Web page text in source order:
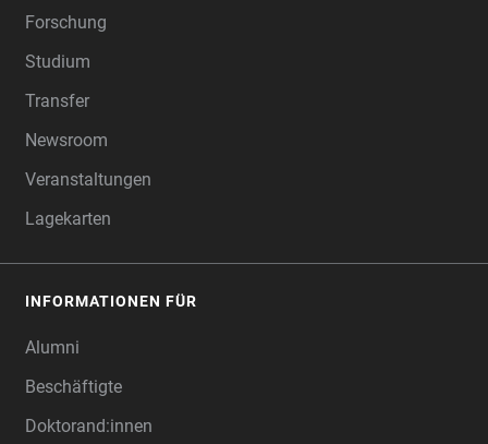
Forschung
Studium
Transfer
Newsroom
Veranstaltungen
Lagekarten
INFORMATIONEN FÜR
Alumni
Beschäftigte
Doktorand:innen